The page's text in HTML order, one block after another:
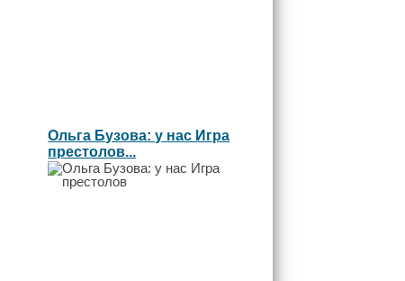
Ольга Бузова: у нас Игра
престолов...